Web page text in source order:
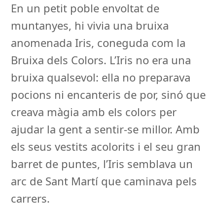
En un petit poble envoltat de
muntanyes, hi vivia una bruixa
anomenada Iris, coneguda com la
Bruixa dels Colors. L’Iris no era una
bruixa qualsevol: ella no preparava
pocions ni encanteris de por, sinó que
creava màgia amb els colors per
ajudar la gent a sentir-se millor. Amb
els seus vestits acolorits i el seu gran
barret de puntes, l’Iris semblava un
arc de Sant Martí que caminava pels
carrers.